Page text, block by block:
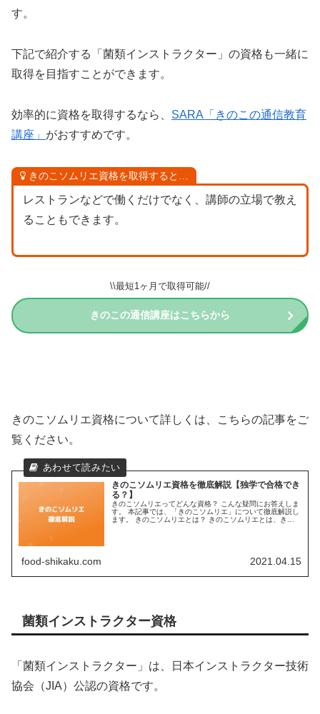
す。
下記で紹介する「菌類インストラクター」の資格も一緒に
取得を目指すことができます。
効率的に資格を取得するなら、 SARA「きのこの通信教育
講座」 がおすすめです。
きのこソムリエ資格を取得すると…
レストランなどで働くだけでなく、講師の立場で教え
ることもできます。
\\最短1ヶ月で取得可能//
きのこの通信講座はこちらから
きのこソムリエ資格について詳しくは、こちらの記事をご
覧ください。
きのこソムリエ資格を徹底解説【独学で合格でき
る？】
きのこソムリエってどんな資格？ こんな疑問にお答えしま
す。 本記事では、「きのこソムリエ」について徹底解説し
ます。 きのこソムリエとは？ きのこソムリエとは、きの
food-shikaku.com 2021.04.15
菌類インストラクター資格
「菌類インストラクター」は、日本インストラクター技術
協会（JIA）公認の資格です。